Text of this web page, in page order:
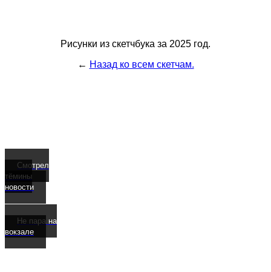
Рисунки из скетчбука за 2025 год.
← Назад ко всем скетчам.
Смотрел
тёмины
новости
Не пара на
вокзале